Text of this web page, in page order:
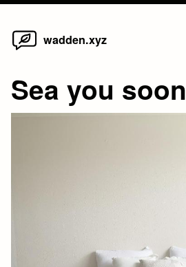
Skip
wadden.xyz
Sea you soon